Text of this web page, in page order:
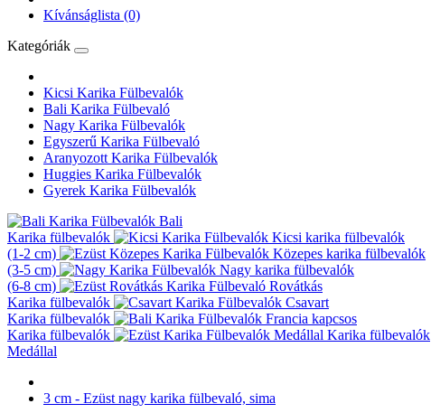
Kívánságlista (0)
Kategóriák
Kicsi Karika Fülbevalók
Bali Karika Fülbevaló
Nagy Karika Fülbevalók
Egyszerű Karika Fülbevaló
Aranyozott Karika Fülbevalók
Huggies Karika Fülbevalók
Gyerek Karika Fülbevalók
Bali
Karika fülbevalók
Kicsi karika fülbevalók
(1-2 cm)
Közepes karika fülbevalók
(3-5 cm)
Nagy karika fülbevalók
(6-8 cm)
Rovátkás
Karika fülbevalók
Csavart
Karika fülbevalók
Francia kapcsos
Karika fülbevalók
Karika fülbevalók
Medállal
3 cm - Ezüst nagy karika fülbevaló, sima